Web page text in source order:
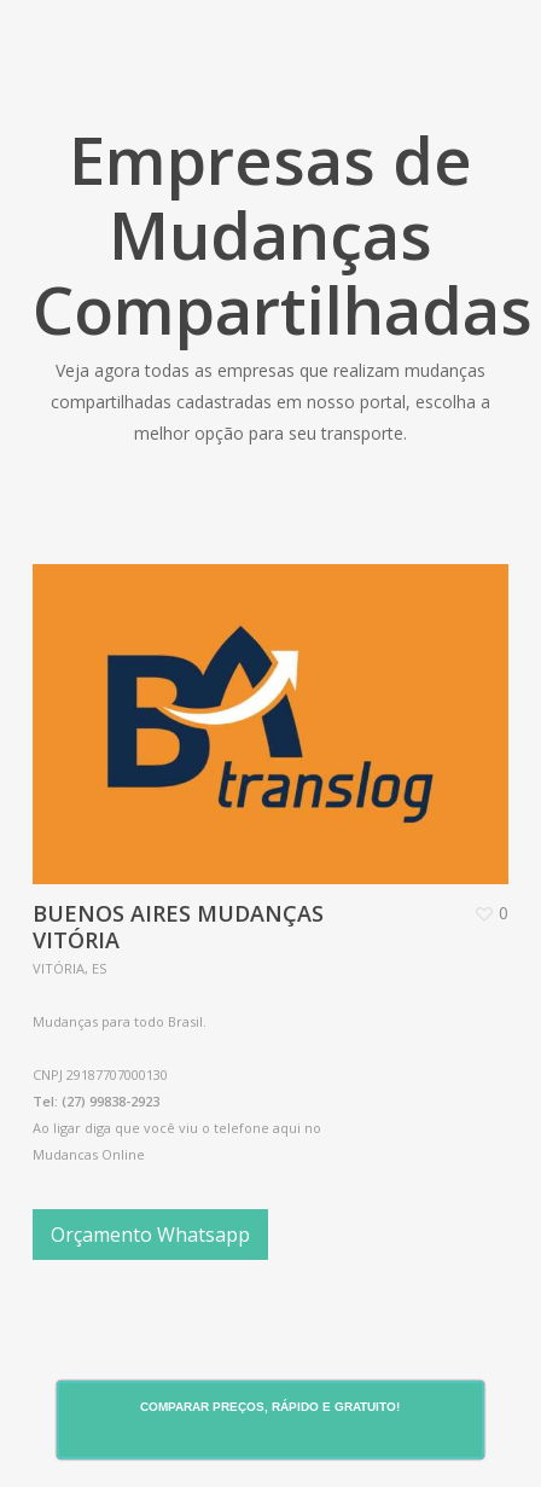
Empresas de
Mudanças
Compartilhadas
Veja agora todas as empresas que realizam mudanças
compartilhadas cadastradas em nosso portal, escolha a
melhor opção para seu transporte.
BUENOS AIRES MUDANÇAS
VITÓRIA
VITÓRIA, ES
Mudanças para todo Brasil.
CNPJ 29187707000130
Tel: (27) 99838-2923
Ao ligar diga que você viu o telefone aqui no
Mudancas Online
Orçamento Whatsapp
0
COMPARAR PREÇOS, RÁPIDO E GRATUITO!